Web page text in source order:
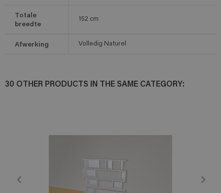
Totale
breedte
152 cm
Afwerking Volledig Naturel
30 OTHER PRODUCTS IN THE SAME CATEGORY: